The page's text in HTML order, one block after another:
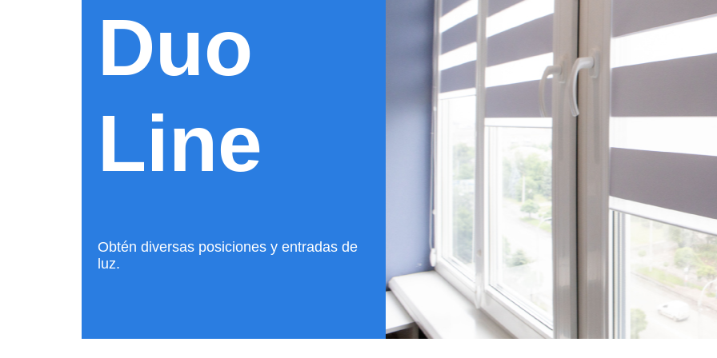
Duo
Line
Obtén diversas posiciones y entradas de
luz.